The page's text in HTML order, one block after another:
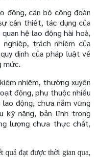
động, cán bộ công đoàn
cần thiết, tác dụng của
hệ lao động hài hoà,
trách nhiệm của
định của pháp luật về
mức.
nhiệm, thường xuyên
động, phụ thuộc nhiều
động, chưa nắm vững
kỹ năng, bản lĩnh trong
lượng chưa thực chất,
quả đạt được thời gian qua,